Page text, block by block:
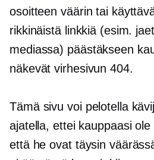
osoitteen väärin tai
rikkinäistä linkkiä (esim.
mediassa) päästäkseen
näkevät virhesivun 404.
Tämä sivu voi pelotella
ajatella, ettei kauppaasi
että he ovat täysin